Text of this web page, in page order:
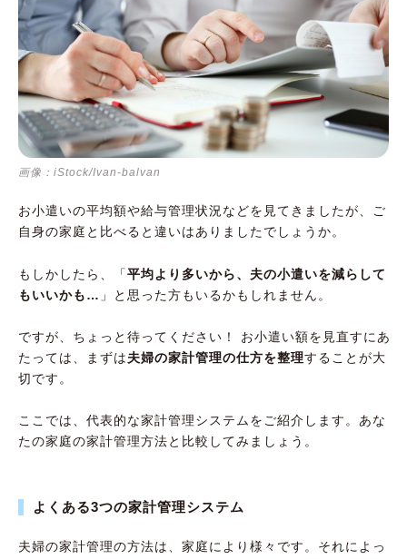
画像：iStock/Ivan-balvan
お小遣いの平均額や給与管理状況などを見てきましたが、ご
自身の家庭と比べると違いはありましたでしょうか。
もしかしたら、「平均より多いから、夫の小遣いを減らして
もいいかも… 」と思った方もいるかもしれません。
ですが、ちょっと待ってください！ お小遣い額を見直すにあ
たっては、まずは夫婦の家計管理の仕方を整理することが大
切です。
ここでは、代表的な家計管理システムをご紹介します。あな
たの家庭の家計管理方法と比較してみましょう。
よくある3つの家計管理システム
夫婦の家計管理の方法は、家庭により様々です。それによっ